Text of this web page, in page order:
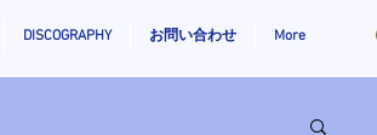
DISCOGRAPHY お問い合わせ More